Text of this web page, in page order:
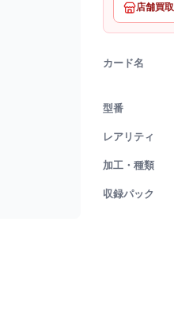
店舗買
カード名
型番
レアリティ
加工・種類
収録パック